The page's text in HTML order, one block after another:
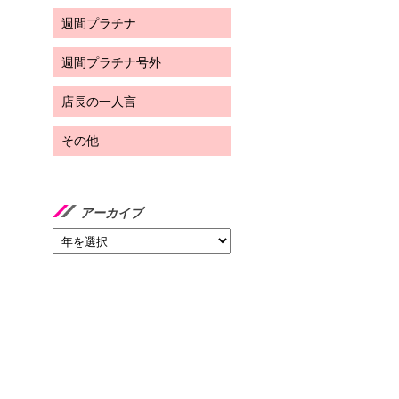
週間プラチナ
週間プラチナ号外
店長の一人言
その他
アーカイブ